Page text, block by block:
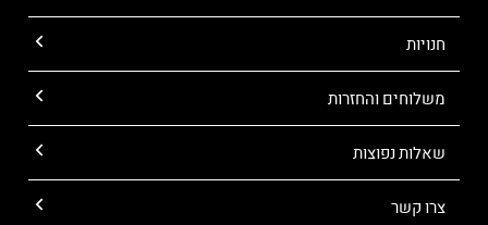
חנויות
משלוחים והחזרות
שאלות נפוצות
צרו קשר